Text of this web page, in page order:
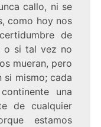
callo, ni se
como hoy nos
de
o si tal vez no
mueran, pero
si mismo; cada
una
de cualquier
estamos